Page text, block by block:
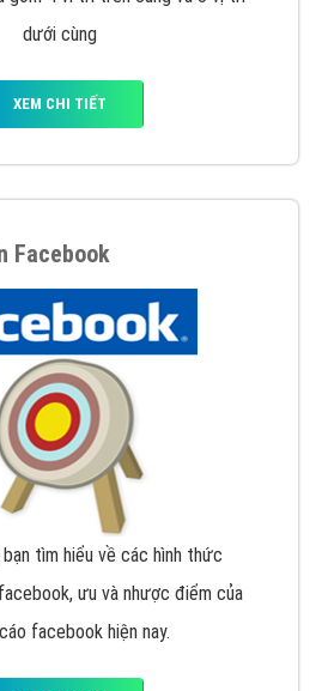
dưới cùng
XEM CHI TIẾT
Facebook
tìm hiểu về các hình thức
ưu và nhược điểm của
facebook hiện nay.